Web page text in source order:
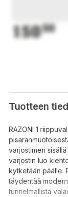
15050
Tuotteen
RAZONI 1
varjostimen
varjostin luo
kytketään päälle.
täydentää
tunnelmallista